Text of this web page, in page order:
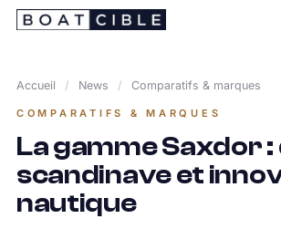
Passer
Accueil / News / Comparatifs & marques
COMPARATIFS & MARQUES
La gamme Saxdor :
scandinave et
nautique